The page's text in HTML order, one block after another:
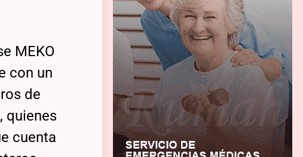
MEKO
con un
de
quienes
cuenta